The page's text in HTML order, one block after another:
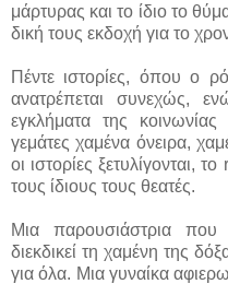
μάρτυρας και το ίδιο το
δική τους εκδοχή για το
Πέντε ιστορίες, όπου ο
ανατρέπεται συνεχώς,
εγκλήματα της κοινωνίας
γεμάτες χαμένα όνειρα,
οι ιστορίες ξετυλίγονται,
τους ίδιους τους θεατές.
Μια παρουσιάστρια
διεκδικεί τη χαμένη της
για όλα. Μια γυναίκα